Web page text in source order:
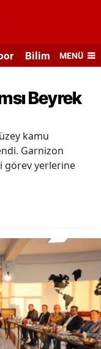
Bilim veMENÜ
Beyrek
kamu
Garnizon
görev yerlerine